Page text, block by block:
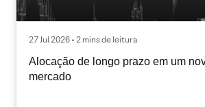
27 Jul 2026 • 2 mins de leitura
Alocação de longo prazo em um
mercado